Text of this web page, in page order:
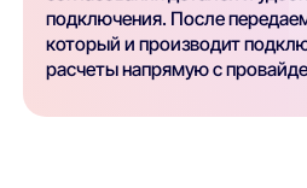
подключения. После
который и производит
расчеты напрямую с